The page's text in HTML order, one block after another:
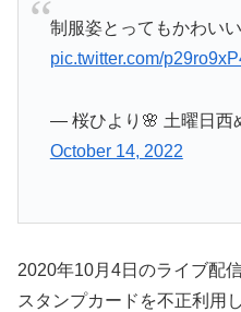
制服姿とってもかわい
pic.twitter.com/
— 桜ひより🌸 土曜日西
October 14, 2022
2020年10月4日のライブ配
スタンプカードを不正利用